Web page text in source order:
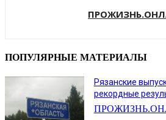
ПОПУЛЯРНЫЕ МАТЕРИАЛЫ
Рязанские
рекордные